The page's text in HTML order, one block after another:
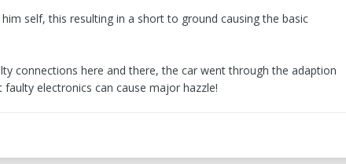
self, this resulting in a short to ground causing the basic
connections here and there, the car went through the adaption
electronics can cause major hazzle!